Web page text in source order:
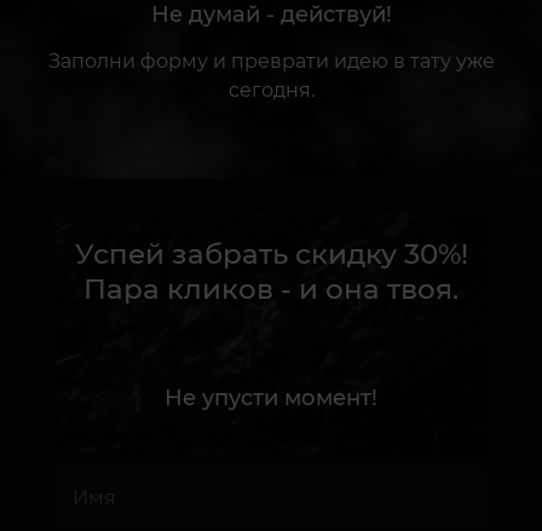
Не думай - действуй!
Заполни форму и преврати идею в тату уже
сегодня.
Успей забрать скидку 30%!
Пара кликов - и она твоя.
Не упусти момент!